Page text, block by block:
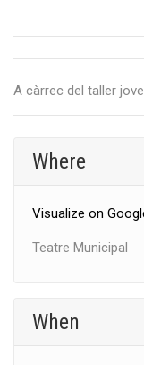
A càrrec del taller
Where
Visualize on
Teatre Municipal
When